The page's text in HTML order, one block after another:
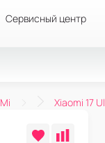
Сервисный центр
Mi Xiaomi 17